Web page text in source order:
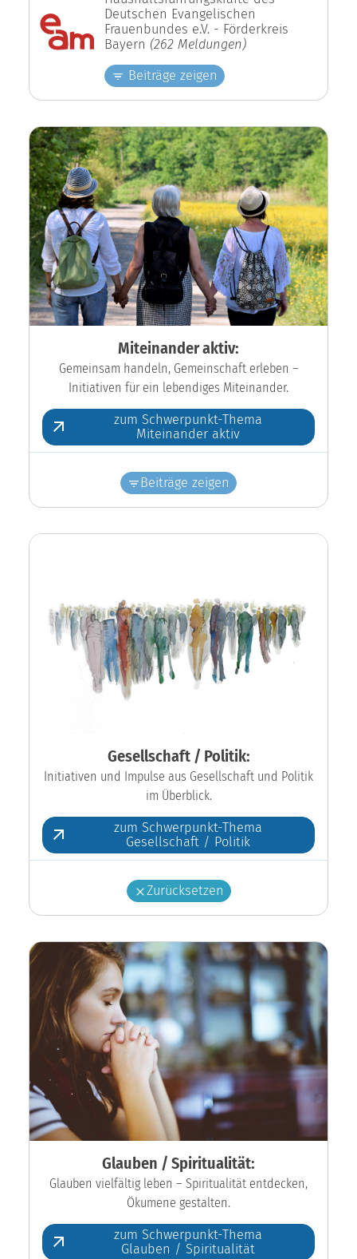
Deutschen Evangelischen
Frauenbundes e.V. - Förderkreis
Bayern (262 Meldungen)
Beiträge zeigen
Miteinander aktiv:
Gemeinsam handeln, Gemeinschaft erleben –
Initiativen für ein lebendiges Miteinander.
zum Schwerpunkt-Thema
Miteinander aktiv
Beiträge zeigen
Gesellschaft / Politik:
Initiativen und Impulse aus Gesellschaft und Politik
im Überblick.
zum Schwerpunkt-Thema
Gesellschaft / Politik
Zurücksetzen
Glauben / Spiritualität:
Glauben vielfältig leben – Spiritualität entdecken,
Ökumene gestalten.
zum Schwerpunkt-Thema
Glauben / Spiritualität